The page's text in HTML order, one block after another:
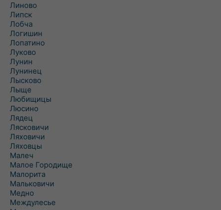
Линово
Липск
Лобча
Логишин
Лопатино
Луково
Лунин
Лунинец
Лысково
Лыще
Любищицы
Люсино
Лядец
Лясковичи
Ляховичи
Ляховцы
Малеч
Малое Городище
Малорита
Мальковичи
Медно
Междулесье